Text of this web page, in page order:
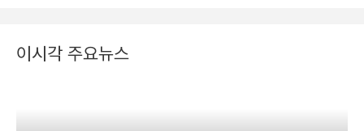
이시각 주요뉴스